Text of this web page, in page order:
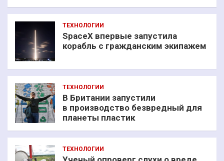
ТЕХНОЛОГИИ
SpaceX впервые запустила
корабль с гражданским экипажем
ТЕХНОЛОГИИ
В Британии запустили
в производство безвредный для
планеты пластик
ТЕХНОЛОГИИ